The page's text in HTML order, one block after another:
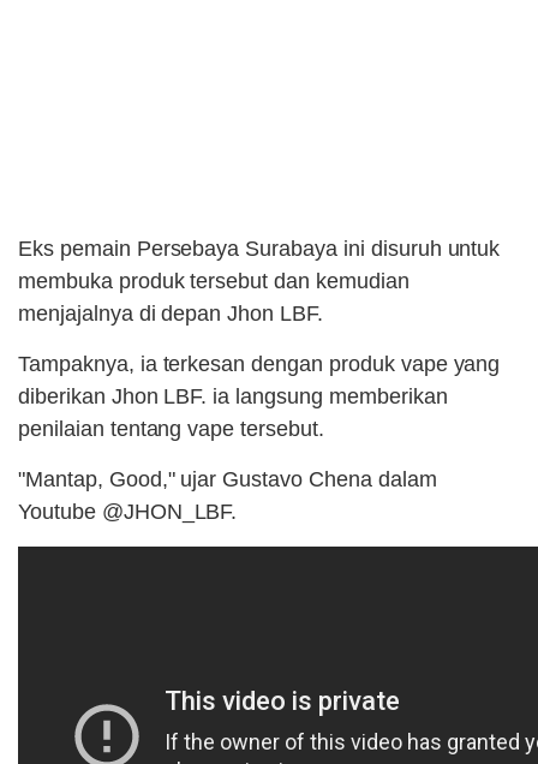
Eks pemain Persebaya Surabaya ini disuruh untuk
membuka produk tersebut dan kemudian
menjajalnya di depan Jhon LBF.
Tampaknya, ia terkesan dengan produk vape yang
diberikan Jhon LBF. ia langsung memberikan
penilaian tentang vape tersebut.
"Mantap, Good," ujar Gustavo Chena dalam
Youtube @JHON_LBF.